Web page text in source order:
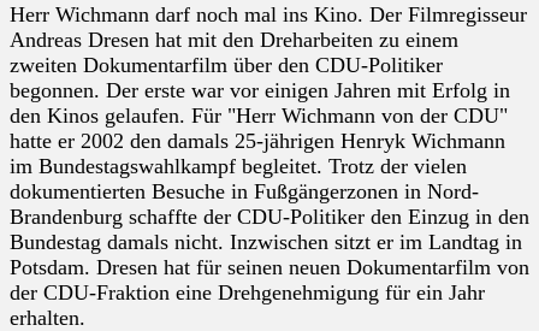
Herr Wichmann darf noch mal ins Kino. Der Filmregisseur
Andreas Dresen hat mit den Dreharbeiten zu einem
zweiten Dokumentarfilm über den CDU-Politiker
begonnen. Der erste war vor einigen Jahren mit Erfolg in
den Kinos gelaufen. Für "Herr Wichmann von der CDU"
hatte er 2002 den damals 25-jährigen Henryk Wichmann
im Bundestagswahlkampf begleitet. Trotz der vielen
dokumentierten Besuche in Fußgängerzonen in Nord-
Brandenburg schaffte der CDU-Politiker den Einzug in den
Bundestag damals nicht. Inzwischen sitzt er im Landtag in
Potsdam. Dresen hat für seinen neuen Dokumentarfilm von
der CDU-Fraktion eine Drehgenehmigung für ein Jahr
erhalten.